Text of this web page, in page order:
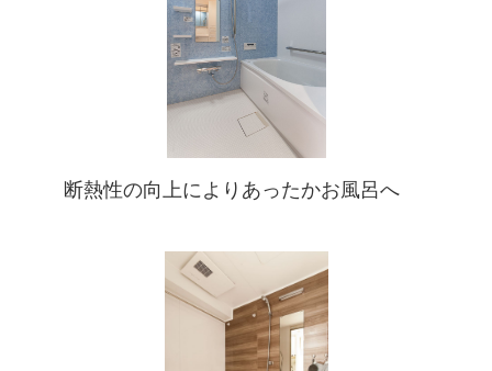
断熱性の向上によりあったかお風呂へ